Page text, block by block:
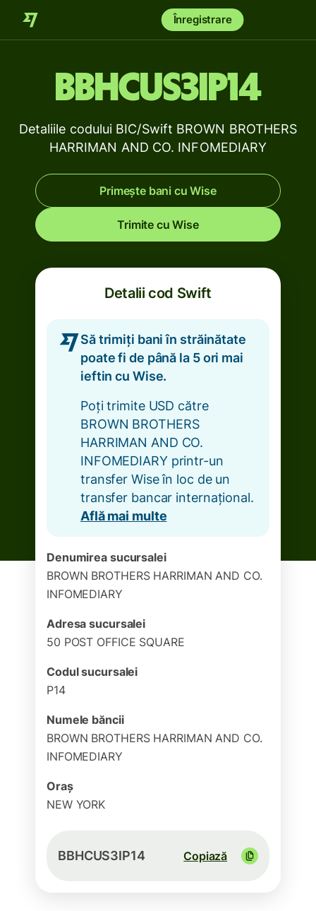
Înregistrare
BBHCUS3IP14
Detaliile codului BIC/Swift BROWN BROTHERS
HARRIMAN AND CO. INFOMEDIARY
Primește bani cu Wise
Trimite cu Wise
Detalii cod Swift
Să trimiți bani în străinătate
poate fi de până la 5 ori mai
ieftin cu Wise.
Poți trimite USD către
BROWN BROTHERS
HARRIMAN AND CO.
INFOMEDIARY printr-un
transfer Wise în loc de un
transfer bancar internațional.
Află mai multe
Denumirea sucursalei
BROWN BROTHERS HARRIMAN AND CO.
INFOMEDIARY
Adresa sucursalei
50 POST OFFICE SQUARE
Codul sucursalei
P14
Numele băncii
BROWN BROTHERS HARRIMAN AND CO.
INFOMEDIARY
Oraș
NEW YORK
BBHCUS3IP14 Copiază